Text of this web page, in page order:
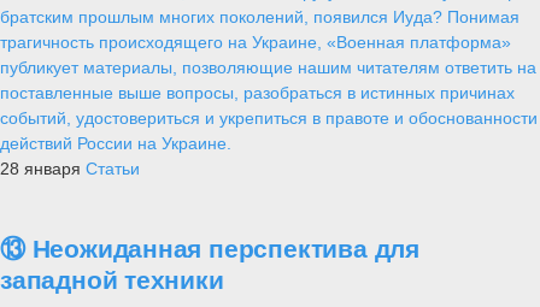
братским прошлым многих поколений, появился Иуда? Понимая
трагичность происходящего на Украине, «Военная платформа»
публикует материалы, позволяющие нашим читателям ответить на
поставленные выше вопросы, разобраться в истинных причинах
событий, удостовериться и укрепиться в правоте и обоснованности
действий России на Украине.
28 января Статьи
⑬ Неожиданная перспектива для
западной техники